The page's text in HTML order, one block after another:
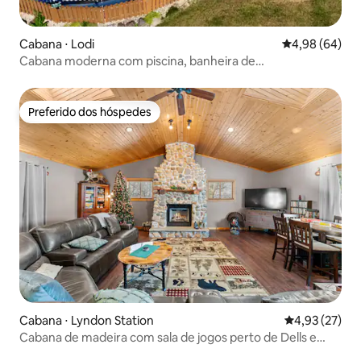
Cabana ⋅ Lodi 4,98 de uma
4,98 (64)
Cabana moderna com piscina, banheira de
Preferido dos hóspedes
Preferido dos hóspedes
Cabana ⋅ Lyndon Station 4,93 de uma
4,93 (27)
Cabana de madeira com sala de jogos perto de Dells e